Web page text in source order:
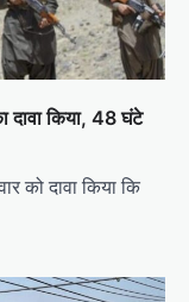
दावा किया, 48 घंटे
को दावा किया कि